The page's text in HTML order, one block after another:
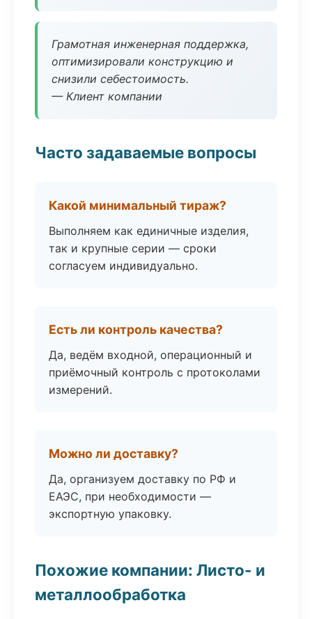
Грамотная инженерная поддержка,
оптимизировали конструкцию и
снизили себестоимость.
— Клиент компании
Часто задаваемые вопросы
Какой минимальный тираж?
Выполняем как единичные изделия,
так и крупные серии — сроки
согласуем индивидуально.
Есть ли контроль качества?
Да, ведём входной, операционный и
приёмочный контроль с протоколами
измерений.
Можно ли доставку?
Да, организуем доставку по РФ и
ЕАЭС, при необходимости —
экспортную упаковку.
Похожие компании: Листо- и
металлообработка